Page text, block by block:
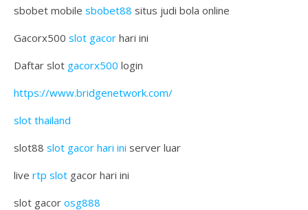
sbobet mobile sbobet88 situs judi bola online
Gacorx500 slot gacor hari ini
Daftar slot gacorx500 login
https://www.bridgenetwork.com/
slot thailand
slot88 slot gacor hari ini server luar
live rtp slot gacor hari ini
slot gacor osg888